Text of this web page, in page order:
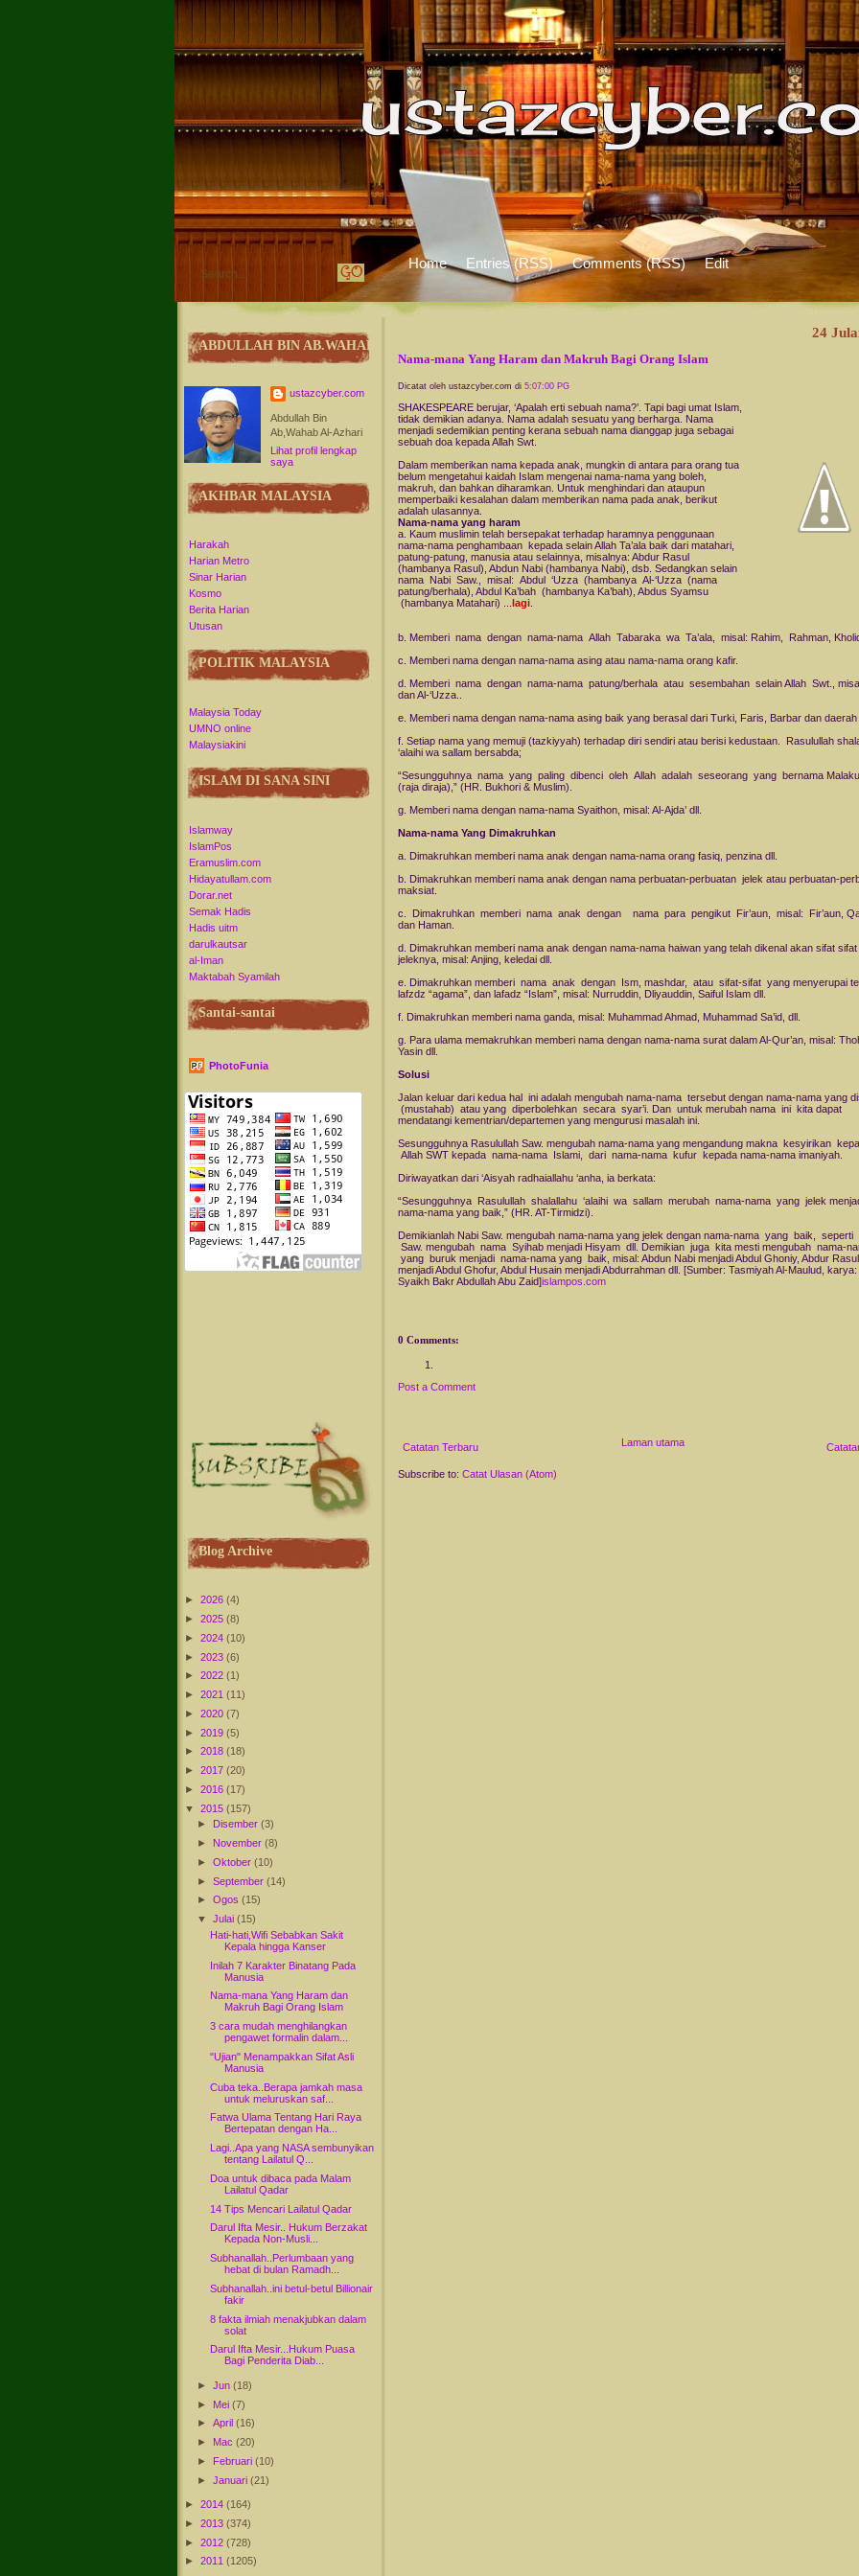
Home Entries (RSS) Comments (RSS) Edit
ABDULLAH BIN AB.WAHAB
ustazcyber.com
Abdullah Bin
Ab,Wahab Al-Azhari
Lihat profil lengkap
saya
AKHBAR MALAYSIA
Harakah
Harian Metro
Sinar Harian
Kosmo
Berita Harian
Utusan
POLITIK MALAYSIA
Malaysia Today
UMNO online
Malaysiakini
ISLAM DI SANA SINI
Islamway
IslamPos
Eramuslim.com
Hidayatullam.com
Dorar.net
Semak Hadis
Hadis uitm
darulkautsar
al-Iman
Maktabah Syamilah
Santai-santai
PhotoFunia
Blog Archive
► 2026 (4)
► 2025 (8)
► 2024 (10)
► 2023 (6)
► 2022 (1)
► 2021 (11)
► 2020 (7)
► 2019 (5)
► 2018 (18)
► 2017 (20)
► 2016 (17)
▼
2015 (157)
►
Disember(3)
► November(8)
►Oktober(10)
►September(14)
►Ogos(15)
▼
Julai(15)
Hati-hati,Wifi Sebabkan Sakit
Kepala hingga Kanser
Inilah 7 Karakter Binatang Pada
Manusia
Nama-mana Yang Haram dan
Makruh Bagi Orang Islam
3 cara mudah menghilangkan
pengawet formalin dalam...
"Ujian" Menampakkan Sifat Asli
Manusia
Cuba teka..Berapa jamkah masa
untuk meluruskan saf...
Fatwa Ulama Tentang Hari Raya
Bertepatan dengan Ha...
Lagi..Apa yang NASA sembunyikan
tentang Lailatul Q...
Doa untuk dibaca pada Malam
Lailatul Qadar
14 Tips Mencari Lailatul Qadar
Darul Ifta Mesir.. Hukum Berzakat
Kepada Non-Musli...
Subhanallah..Perlumbaan yang
hebat di bulan Ramadh...
Subhanallah..ini betul-betul Billionair
fakir
8 fakta ilmiah menakjubkan dalam
solat
Darul Ifta Mesir...Hukum Puasa
Bagi Penderita Diab...
►Jun(18)
► Mei(7)
►April(16)
► Mac(20)
► Februari(10)
►Januari(21)
► 2014 (164)
► 2013 (374)
► 2012 (728)
► 2011 (1205)
24
Nama-mana Yang Haram dan Makruh Bagi Orang Islam
Dicatat oleh ustazcyber.com di 5:07:00 PG
SHAKESPEARE berujar, ‘Apalah erti sebuah nama?’. Tapi bagi umat Islam,
tidak demikian adanya. Nama adalah sesuatu yang berharga. Nama
menjadi sedemikian penting kerana sebuah nama dianggap juga sebagai
sebuah doa kepada Allah Swt.
Dalam memberikan nama kepada anak, mungkin di antara para orang tua
belum mengetahui kaidah Islam mengenai nama-nama yang boleh,
makruh, dan bahkan diharamkan. Untuk menghindari dan ataupun
memperbaiki kesalahan dalam memberikan nama pada anak, berikut
adalah ulasannya.
Nama-nama yang haram
a. Kaum muslimin telah bersepakat terhadap haramnya penggunaan
nama-nama penghambaan kepada selain Allah Ta’ala baik dari matahari,
patung-patung, manusia atau selainnya, misalnya: Abdur Rasul
(hambanya Rasul), Abdun Nabi (hambanya Nabi), dsb. Sedangkan selain
nama Nabi Saw., misal: Abdul ‘Uzza (hambanya Al-‘Uzza (nama
patung/berhala), Abdul Ka’bah (hambanya Ka’bah), Abdus Syamsu
(hambanya Matahari) ...
lagi
b. Memberi nama dengan nama-nama Allah Tabaraka wa Ta’ala, misal: Rahim, Rahman,
c. Memberi nama dengan nama-nama asing atau nama-nama orang kafir.
d. Memberi nama dengan nama-nama patung/berhala atau sesembahan selain Allah Swt.,
dan Al-‘Uzza..
e. Memberi nama dengan nama-nama asing baik yang berasal dari Turki, Faris, Barbar dan daerah
f. Setiap nama yang memuji (tazkiyyah) terhadap diri sendiri atau berisi kedustaan. Rasulullah
‘alaihi wa sallam bersabda;
“Sesungguhnya nama yang paling dibenci oleh Allah adalah seseorang yang bernama
(raja diraja),” (HR. Bukhori & Muslim).
g. Memberi nama dengan nama-nama Syaithon, misal: Al-Ajda’ dll.
Nama-nama Yang Dimakruhkan
a. Dimakruhkan memberi nama anak dengan nama-nama orang fasiq, penzina dll.
b. Dimakruhkan memberi nama anak dengan nama perbuatan-perbuatan jelek atau perbuatan-
maksiat.
c. Dimakruhkan memberi nama anak dengan nama para pengikut Fir’aun, misal: Fir’aun,
dan Haman.
d. Dimakruhkan memberi nama anak dengan nama-nama haiwan yang telah dikenal akan sifat sifat
jeleknya, misal: Anjing, keledai dll.
e. Dimakruhkan memberi nama anak dengan Ism, mashdar, atau sifat-sifat yang menyerupai
lafzdz “agama”, dan lafadz “Islam”, misal: Nurruddin, Dliyauddin, Saiful Islam dll.
f. Dimakruhkan memberi nama ganda, misal: Muhammad Ahmad, Muhammad Sa’id, dll.
g. Para ulama memakruhkan memberi nama dengan nama-nama surat dalam Al-Qur’an, misal:
Yasin dll.
Solusi
Jalan keluar dari kedua hal ini adalah mengubah nama-nama tersebut dengan nama-nama yang
(mustahab) atau yang diperbolehkan secara syar’i. Dan untuk merubah nama ini kita dapat
mendatangi kementrian/departemen yang mengurusi masalah ini.
Sesungguhnya Rasulullah Saw. mengubah nama-nama yang mengandung makna kesyirikan
Allah SWT kepada nama-nama Islami, dari nama-nama kufur kepada nama-nama imaniyah.
Diriwayatkan dari ‘Aisyah radhaiallahu ‘anha, ia berkata:
“Sesungguhnya Rasulullah shalallahu ‘alaihi wa sallam merubah nama-nama yang jelek
nama-nama yang baik,” (HR. AT-Tirmidzi).
Demikianlah Nabi Saw. mengubah nama-nama yang jelek dengan nama-nama yang baik, seperti
Saw. mengubah nama Syihab menjadi Hisyam dll. Demikian juga kita mesti mengubah nama-
yang buruk menjadi nama-nama yang baik, misal: Abdun Nabi menjadi Abdul Ghoniy, Abdur Rasul
menjadi Abdul Ghofur, Abdul Husain menjadi Abdurrahman dll. [Sumber: Tasmiyah Al-Maulud,
Syaikh Bakr Abdullah Abu Zaid]islampos.com
0 Comments:
Post a Comment
Catatan Terbaru Laman utama
Subscribe to: Catat Ulasan (Atom)